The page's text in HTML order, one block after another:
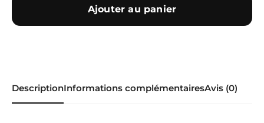
Ajouter au panier
DescriptionInformations complémentairesAvis (0)